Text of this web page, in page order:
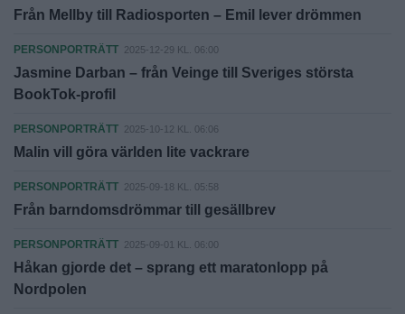
Från Mellby till Radiosporten – Emil lever drömmen
PERSONPORTRÄTT 2025-12-29 KL. 06:00
Jasmine Darban – från Veinge till Sveriges största
BookTok-profil
PERSONPORTRÄTT 2025-10-12 KL. 06:06
Malin vill göra världen lite vackrare
PERSONPORTRÄTT 2025-09-18 KL. 05:58
Från barndomsdrömmar till gesällbrev
PERSONPORTRÄTT 2025-09-01 KL. 06:00
Håkan gjorde det – sprang ett maratonlopp på
Nordpolen